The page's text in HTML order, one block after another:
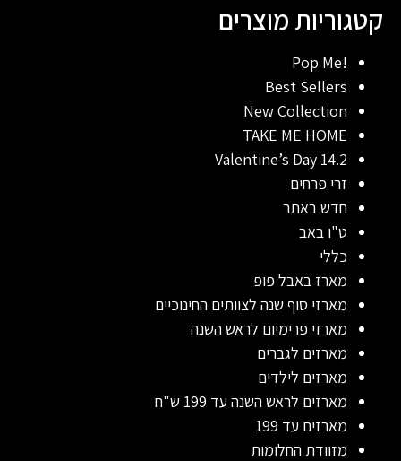
קטגוריות מוצרים
!Pop Me
Best Sellers
New Collection
TAKE ME HOME
Valentine’s Day 14.2
זרי פרחים
חדש באתר
ט"ו באב
כללי
מארז באבל פופ
מארזי סוף שנה לצוותים החינוכיים
מארזי פרימיום לראש השנה
מארזים לגברים
מארזים לילדים
מארזים לראש השנה עד 199 ש"ח
מארזים עד 199
מזוודת החלומות